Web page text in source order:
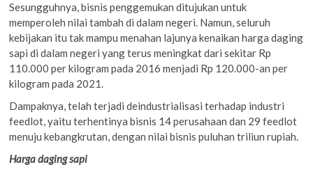
Sesungguhnya, bisnis penggemukan ditujukan untuk
memperoleh nilai tambah di dalam negeri. Namun, seluruh
kebijakan itu tak mampu menahan lajunya kenaikan harga daging
sapi di dalam negeri yang terus meningkat dari sekitar Rp
110.000 per kilogram pada 2016 menjadi Rp 120.000-an per
kilogram pada 2021.
Dampaknya, telah terjadi deindustrialisasi terhadap industri
feedlot, yaitu terhentinya bisnis 14 perusahaan dan 29 feedlot
menuju kebangkrutan, dengan nilai bisnis puluhan triliun rupiah.
Harga daging sapi